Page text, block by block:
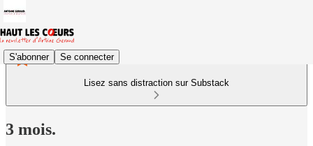
S'abonner Se connecter
Lisez sans distraction sur Substack
3 mois.